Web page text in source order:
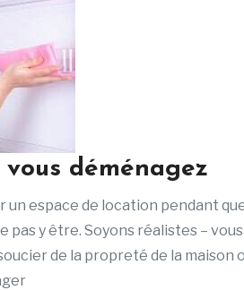
déménagez
un espace de location pendant
y être. Soyons réalistes – vous
de la propreté de la maison